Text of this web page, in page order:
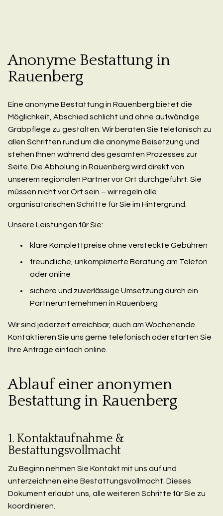
Anonyme Bestattung in
Rauenberg
Eine anonyme Bestattung in Rauenberg bietet die
Möglichkeit, Abschied schlicht und ohne aufwändige
Grabpflege zu gestalten. Wir beraten Sie telefonisch zu
allen Schritten rund um die anonyme Beisetzung und
stehen Ihnen während des gesamten Prozesses zur
Seite. Die Abholung in Rauenberg wird direkt von
unserem regionalen Partner vor Ort durchgeführt. Sie
müssen nicht vor Ort sein – wir regeln alle
organisatorischen Schritte für Sie im Hintergrund.
Unsere Leistungen für Sie:
klare Komplettpreise ohne versteckte Gebühren
freundliche, unkomplizierte Beratung am Telefon
oder online
sichere und zuverlässige Umsetzung durch ein
Partnerunternehmen in Rauenberg
Wir sind jederzeit erreichbar, auch am Wochenende.
Kontaktieren Sie uns gerne telefonisch oder starten Sie
Ihre Anfrage einfach online.
Ablauf einer anonymen
Bestattung in Rauenberg
1. Kontaktaufnahme &
Bestattungsvollmacht
Zu Beginn nehmen Sie Kontakt mit uns auf und
unterzeichnen eine Bestattungsvollmacht. Dieses
Dokument erlaubt uns, alle weiteren Schritte für Sie zu
koordinieren.